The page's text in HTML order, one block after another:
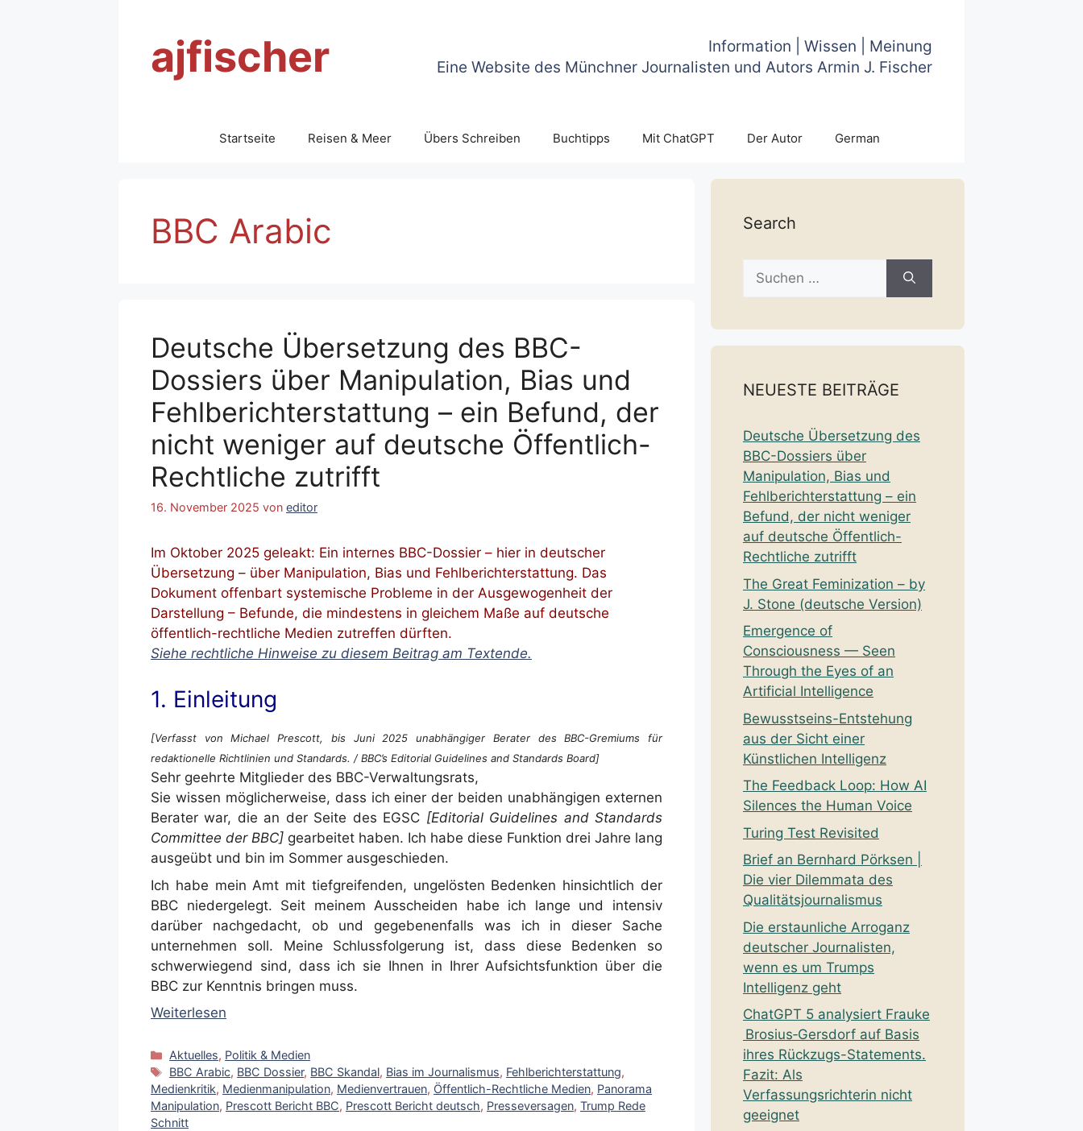
ajfischer
Information | Wissen | Meinung
Eine Website des Münchner Journalisten und Autors Armin J. Fischer
Startseite Reisen & Meer Übers Schreiben Buchtipps Mit ChatGPT Der Autor German
BBC Arabic
Deutsche Übersetzung des BBC-
Dossiers über Manipulation, Bias und
Fehlberichterstattung – ein Befund, der
nicht weniger auf deutsche Öffentlich-
Rechtliche zutrifft
16. November 2025 von editor
Im Oktober 2025 geleakt: Ein internes BBC-Dossier – hier in deutscher
Übersetzung – über Manipulation, Bias und Fehlberichterstattung. Das
Dokument offenbart systemische Probleme in der Ausgewogenheit der
Darstellung – Befunde, die mindestens in gleichem Maße auf deutsche
öffentlich-rechtliche Medien zutreffen dürften.
Siehe rechtliche Hinweise zu diesem Beitrag am Textende.
1. Einleitung
[Verfasst von Michael Prescott, bis Juni 2025 unabhängiger Berater des BBC-Gremiums für
redaktionelle Richtlinien und Standards. / BBC’s Editorial Guidelines and Standards Board]
Sehr geehrte Mitglieder des BBC-Verwaltungsrats,
Sie wissen möglicherweise, dass ich einer der beiden unabhängigen externen
Berater war, die an der Seite des EGSC [Editorial Guidelines and Standards
Committee der BBC] gearbeitet haben. Ich habe diese Funktion drei Jahre lang
ausgeübt und bin im Sommer ausgeschieden.
Ich habe mein Amt mit tiefgreifenden, ungelösten Bedenken hinsichtlich der
BBC niedergelegt. Seit meinem Ausscheiden habe ich lange und intensiv
darüber nachgedacht, ob und gegebenenfalls was ich in dieser Sache
unternehmen soll. Meine Schlussfolgerung ist, dass diese Bedenken so
schwerwiegend sind, dass ich sie Ihnen in Ihrer Aufsichtsfunktion über die
BBC zur Kenntnis bringen muss.
Weiterlesen
Kategorien
Aktuelles, Politik & Medien
Schlagwörter
BBC Arabic, BBC Dossier, BBC Skandal, Bias im Journalismus, Fehlberichterstattung,
Medienkritik, Medienmanipulation, Medienvertrauen, Öffentlich-Rechtliche Medien, Panorama
Manipulation, Prescott Bericht BBC, Prescott Bericht deutsch, Presseversagen, Trump Rede
Schnitt
Search
Suche
nach:
NEUESTE BEITRÄGE
Deutsche Übersetzung des
BBC-Dossiers über
Manipulation, Bias und
Fehlberichterstattung – ein
Befund, der nicht weniger
auf deutsche Öffentlich-
Rechtliche zutrifft
The Great Feminization – by
J. Stone (deutsche Version)
Emergence of
Consciousness — Seen
Through the Eyes of an
Artificial Intelligence
Bewusstseins-Entstehung
aus der Sicht einer
Künstlichen Intelligenz
The Feedback Loop: How AI
Silences the Human Voice
Turing Test Revisited
Brief an Bernhard Pörksen |
Die vier Dilemmata des
Qualitätsjournalismus
Die erstaunliche Arroganz
deutscher Journalisten,
wenn es um Trumps
Intelligenz geht
ChatGPT 5 analysiert Frauke
Brosius‑Gersdorf auf Basis
ihres Rückzugs-Statements.
Fazit: Als
Verfassungsrichterin nicht
geeignet